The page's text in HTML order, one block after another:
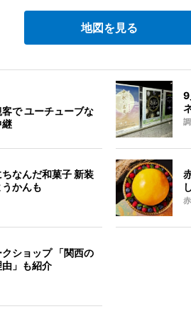
地図を見る
で ユーチューブな
継
9
ちなんだ和菓子 新装
かんも
ショップ 「関西の
」も紹介